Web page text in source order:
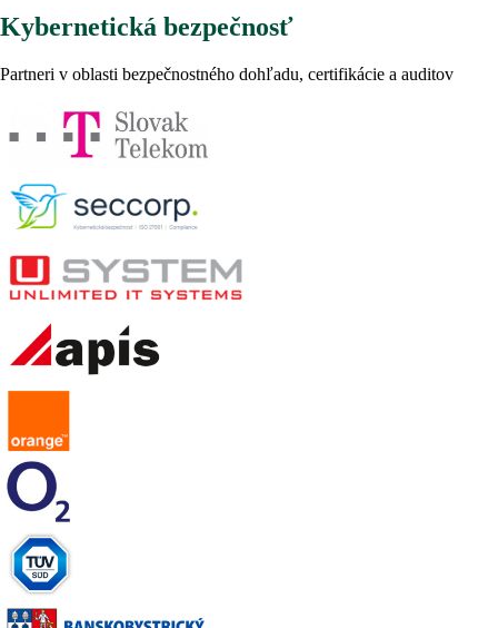
Kybernetická bezpečnosť
Partneri v oblasti bezpečnostného dohľadu, certifikácie a auditov